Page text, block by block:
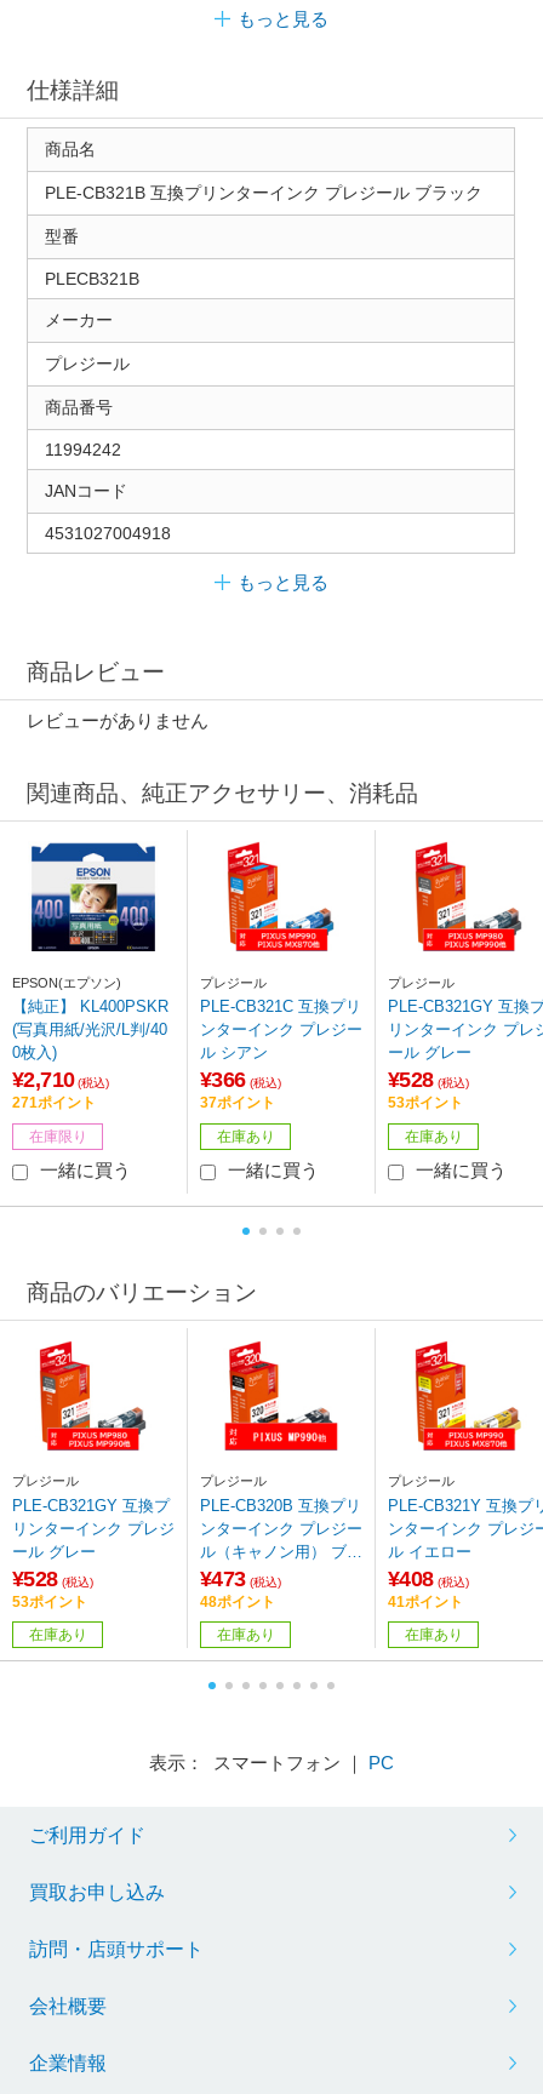
もっと見る
仕様詳細
商品名
PLE-CB321B 互換プリンターインク プレジール ブラック
型番
PLECB321B
メーカー
プレジール
商品番号
11994242
JANコード
4531027004918
もっと見る
商品レビュー
レビューがありません
関連商品、純正アクセサリー、消耗品
EPSON(エプソン)
【純正】 KL400PSKR
(写真用紙/光沢/L判/40
0枚入)
¥2,710 (税込)
271ポイント
在庫限り
一緒に買う
プレジール
PLE-CB321C 互換プリ
ンターインク プレジー
ル シアン
¥366 (税込)
37ポイント
在庫あり
一緒に買う
プレジール
PLE-CB321GY 互換
リンターインク プレ
ール グレー
¥528 (税込)
53ポイント
在庫あり
一緒に買う
商品のバリエーション
プレジール
PLE-CB321GY 互換プ
リンターインク プレジ
ール グレー
¥528 (税込)
53ポイント
在庫あり
プレジール
PLE-CB320B 互換プリ
ンターインク プレジー
ル（キャノン用） ブラ
ック
¥473 (税込)
48ポイント
在庫あり
プレジール
PLE-CB321Y 互換プ
ンターインク プレジ
ル イエロー
¥408 (税込)
41ポイント
在庫あり
表示： スマートフォン ｜ PC
ご利用ガイド
買取お申し込み
訪問・店頭サポート
会社概要
企業情報